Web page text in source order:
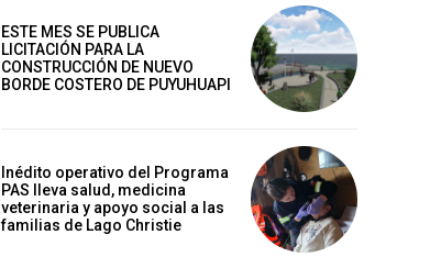
ESTE MES SE PUBLICA
LICITACIÓN PARA LA
CONSTRUCCIÓN DE NUEVO
BORDE COSTERO DE PUYUHUAPI
Inédito operativo del Programa
PAS lleva salud, medicina
veterinaria y apoyo social a las
familias de Lago Christie